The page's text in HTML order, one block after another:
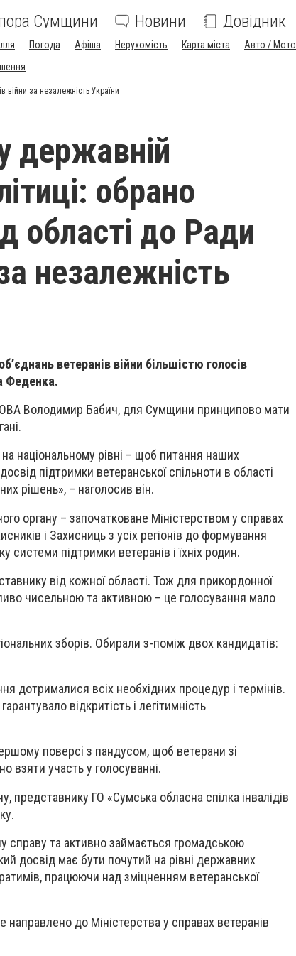
Сумщини Новини Довідник
Погода Афіша Нерухомість Карта міста
Авто / Мото
війни за незалежність України
державній
обрано
області до Ради
незалежність
ветеранів війни більшістю голосів
Феденка.
Володимир Бабич, для Сумщини принципово мати
національному рівні – щоб питання наших
підтримки ветеранської спільноти в області
рішень», – наголосив він.
органу – започатковане Міністерством у справах
і Захисниць з усіх регіонів до формування
системи підтримки ветеранів і їхніх родин.
від кожної області. Тож для прикордонної
чисельною та активною – це голосування мало
зборів. Обирали з-поміж двох кандидатів:
дотрималися всіх необхідних процедур і термінів.
відкритість і легітимність
поверсі з пандусом, щоб ветерани зі
взяти участь у голосуванні.
представнику ГО «Сумська обласна спілка інвалідів
справу та активно займається громадською
досвід має бути почутий на рівні державних
працюючи над зміцненням ветеранської
до Міністерства у справах ветеранів